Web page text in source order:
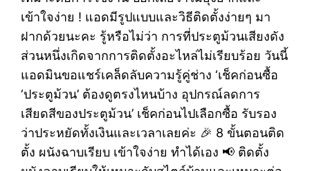
เข้าใจง่าย ! แอดมีรูปแบบและวิธีติดตั้งง่ายๆ มา
ฝากด้วยนะคะ รู้หรือไม่ว่า การที่ประตูม้วนเสียงดัง
ส่วนหนึ่งเกิดจากการติดตั้งอะไหล่ไม่เรียบร้อย วันนี้
แอดมินขอแชร์เคล็ดลับความรู้คู่ช่าง ‘เช็คก่อนซื้อ
‘ประตูม้วน’ ต้องดูตรงไหนบ้าง อุปกรณ์ลดการ
เสียดสีของประตูม้วน’ เช็คก่อนไปเลือกซื้อ รับรอง
ว่าประหยัดทั้งเงินและเวลาเลยค่ะ 🎉 8 ขั้นตอนติด
ตั้ง ผนังฉาบเรียบ เข้าใจง่าย ทำได้เอง 📢 ติดตั้ง